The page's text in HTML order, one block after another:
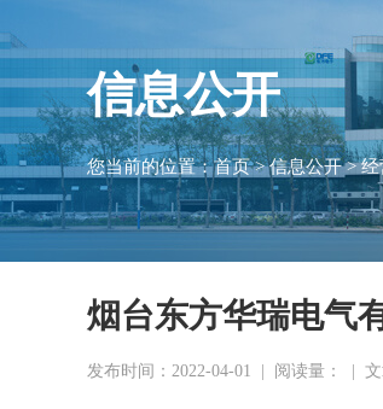
信息公开
您当前的位置：首页>信息公开>经
烟台东方华瑞电气
发布时间：2022-04-01 阅读量：